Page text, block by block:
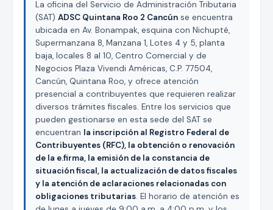
La oficina del Servicio de Administración Tributaria
(SAT) ADSC Quintana Roo 2 Cancún se encuentra
ubicada en Av. Bonampak, esquina con Nichupté,
Supermanzana 8, Manzana 1, Lotes 4 y 5, planta
baja, locales 8 al 10, Centro Comercial y de
Negocios Plaza Vivendi Américas, C.P. 77504,
Cancún, Quintana Roo, y ofrece atención
presencial a contribuyentes que requieren realizar
diversos trámites fiscales. Entre los servicios que
pueden gestionarse en esta sede del SAT se
encuentran la inscripción al Registro Federal de
Contribuyentes (RFC), la obtención o renovación
de la e.firma, la emisión de la constancia de
situación fiscal, la actualización de datos fiscales
y la atención de aclaraciones relacionadas con
obligaciones tributarias. El horario de atención es